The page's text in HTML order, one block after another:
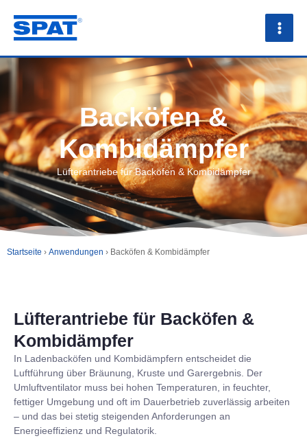
Inhalt
springen
Backöfen &
Kombidämpfer
Lüfterantriebe für Backöfen & Kombidämpfer
Startseite › Anwendungen › Backöfen & Kombidämpfer
Lüfterantriebe für Backöfen &
Kombidämpfer
In Ladenbacköfen und Kombidämpfern entscheidet die
Luftführung über Bräunung, Kruste und Garergebnis. Der
Umluftventilator muss bei hohen Temperaturen, in feuchter,
fettiger Umgebung und oft im Dauerbetrieb zuverlässig arbeiten
– und das bei stetig steigenden Anforderungen an
Energieeffizienz und Regulatorik.